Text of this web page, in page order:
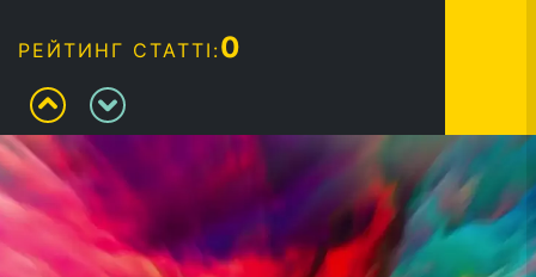
РЕЙТИНГ СТАТТІ:0